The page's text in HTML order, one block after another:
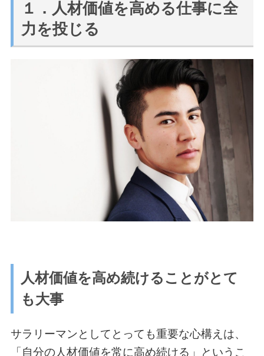
１．人材価値を高める仕事に全
力を投じる
人材価値を高め続けることがとて
も大事
サラリーマンとしてとっても重要な心構えは、
「自分の人材価値を常に高め続ける」というこ